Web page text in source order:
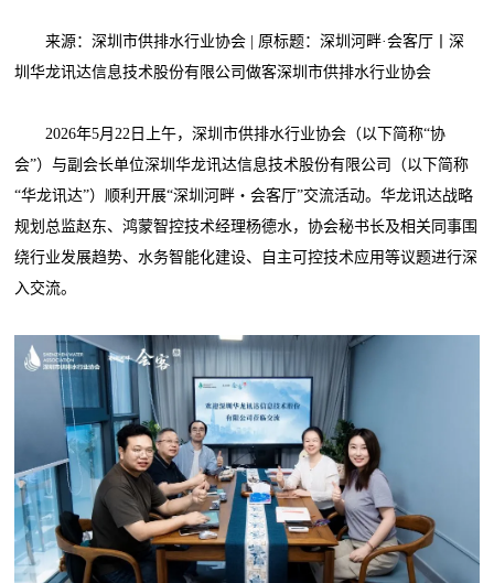
来源：深圳市供排水行业协会 | 原标题：深圳河畔·会客厅丨深
圳华龙讯达信息技术股份有限公司做客深圳市供排水行业协会
2026年5月22日上午，深圳市供排水行业协会（以下简称“协
会”）与副会长单位深圳华龙讯达信息技术股份有限公司（以下简称
“华龙讯达”）顺利开展“深圳河畔・会客厅”交流活动。华龙讯达战略
规划总监赵东、鸿蒙智控技术经理杨德水，协会秘书长及相关同事围
绕行业发展趋势、水务智能化建设、自主可控技术应用等议题进行深
入交流。